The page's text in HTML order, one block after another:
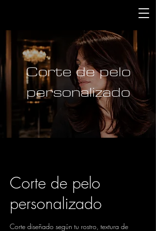
Corte de pelo
personalizado
Corte de pelo
personalizado
Corte diseñado según tu rostro, textura de